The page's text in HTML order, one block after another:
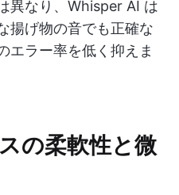
異なり、Whisper AI は
揚げ物の音でも正確な
エラー率を低く抑えま
の柔軟性と微